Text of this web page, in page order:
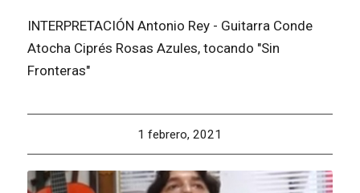
INTERPRETACIÓN Antonio Rey - Guitarra Conde
Atocha Ciprés Rosas Azules, tocando "Sin
Fronteras"
1 febrero, 2021